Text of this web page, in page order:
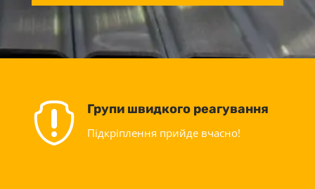
 Групи швидкого реагування
Підкріплення прийде вчасно!